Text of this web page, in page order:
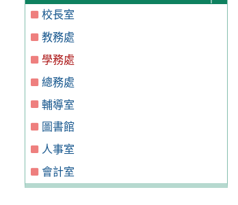
校長室
教務處
學務處
總務處
輔導室
圖書館
人事室
會計室